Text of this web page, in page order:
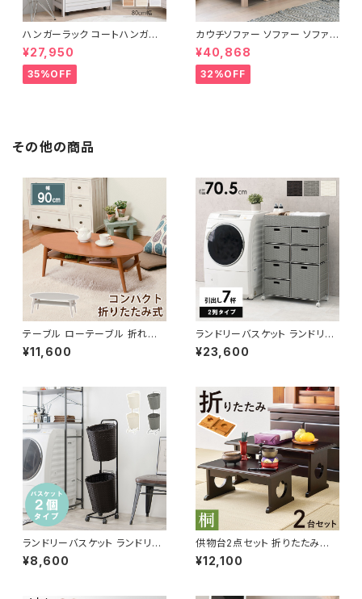
ハンガーラック コートハンガー
ワードローブ フリーラック クロ
ーゼット 幅80 新生活 一人暮ら
し
¥27,950
35%OFF
カウチソファー ソファー ソファ
オットマン 1.5人掛 け新生活 一
人暮らし 完成品
¥40,868
32%OFF
その他の商品
テーブル ローテーブル 折れ脚
テーブル センターテーブル リビ
ングテーブル 木製 幅90 完成品
¥11,600
ランドリーバスケット ランドリー
ワゴン 洗濯カゴ キャスター付 ラ
ンドリー収納 新生活 一人暮らし
¥23,600
ランドリーバスケット ランドリー
ワゴン 洗濯カゴ キャスター付 ラ
ンドリー収納 新生活 一人暮らし
¥8,600
供物台2点セット 折りたたみ式
供養机 お供え机 お供え台 御供
物台 お経 仏壇 仏事 仏具 経机
¥12,100